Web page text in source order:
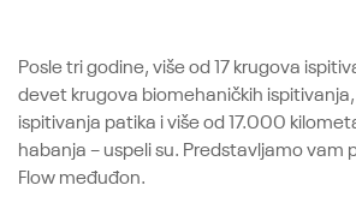
Posle tri godine, više od 17 krugova
devet krugova biomehaničkih ispitivanja,
ispitivanja patika i više od 17.000
habanja – uspeli su. Predstavljamo vam
Flow međuđon.